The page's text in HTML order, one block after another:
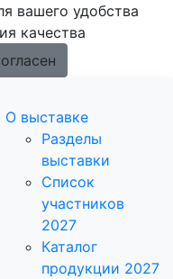
вашего удобства
качества
О выставке
Разделы
выставки
Список
участников
2027
Каталог
продукции 2027